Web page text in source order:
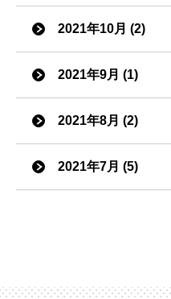
2021年10月 (2)
2021年9月 (1)
2021年8月 (2)
2021年7月 (5)